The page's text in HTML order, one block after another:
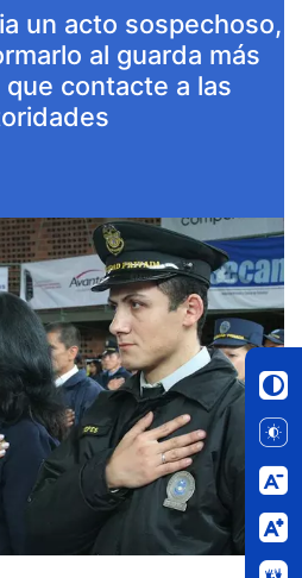
un acto sospechoso,
al guarda más
contacte a las